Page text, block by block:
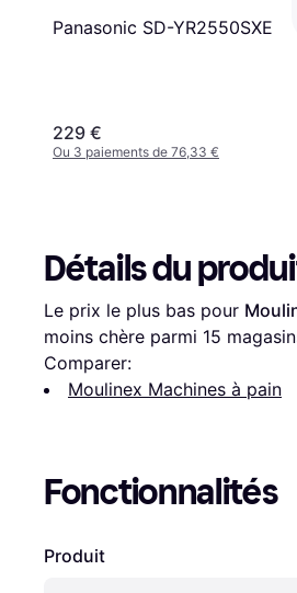
Panasonic SD-YR2550SXE
229 €
Ou 3 paiements de 76,33 €
Détails du
Le prix le plus bas pour
moins chère parmi 15
Comparer:
Moulinex Machines à pain
Fonctionnalités
Produit